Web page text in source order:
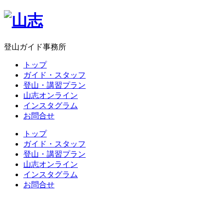
登山ガイド事務所
トップ
ガイド・スタッフ
登山・講習プラン
山志オンライン
インスタグラム
お問合せ
トップ
ガイド・スタッフ
登山・講習プラン
山志オンライン
インスタグラム
お問合せ